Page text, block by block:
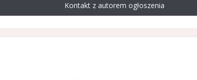
Kontakt z autorem ogłoszenia